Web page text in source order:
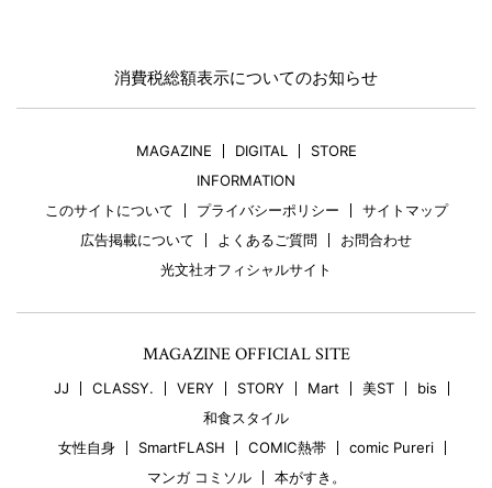
消費税総額表示についてのお知らせ
MAGAZINE DIGITAL
STORE
INFORMATION
このサイトについて
プライバシーポリシー
サイトマップ
広告掲載について
よくあるご質問
お問合わせ
光文社オフィシャルサイト
MAGAZINE OFFICIAL SITE
JJ CLASSY. VERY STORY Mart 美ST
bis
和食スタイル
女性自身
SmartFLASH COMIC熱帯
comic Pureri
マンガ コミソル
本がすき。